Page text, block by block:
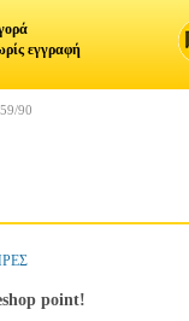
εγγραφή
90
point!